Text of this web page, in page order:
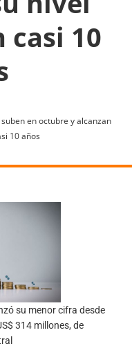
casi 10
en octubre y alcanzan
10 años
su menor cifra desde
314 millones, de